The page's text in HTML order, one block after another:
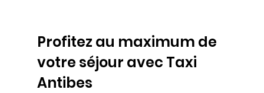
Profitez au maximum de
votre séjour avec Taxi
Antibes